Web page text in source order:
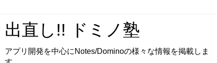
出直し!! ドミノ塾
アプリ開発を中心にNotes/Dominoの様々な情報を掲載しま